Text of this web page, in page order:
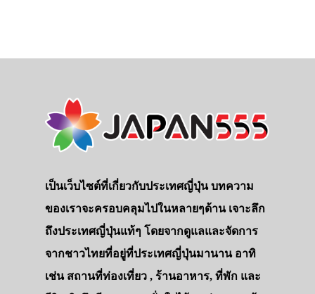
เป็นเว็บไซต์ที่เกี่ยวกับประเทศญี่ปุ่น บทความ
ของเราจะครอบคลุมไปในหลายๆด้าน เจาะลึก
ถึงประเทศญี่ปุ่นแท้ๆ โดยจากดูแลและจัดการ
จากชาวไทยที่อยู่ที่ประเทศญี่ปุ่นมานาน อาทิ
เช่น สถานที่ท่องเที่ยว , ร้านอาหาร, ที่พัก และ